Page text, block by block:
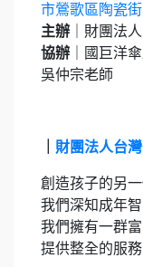
市鶯歌區陶瓷
主辦 ｜財團法
協辦 ｜國巨洋
吳仲宗老師
財團法人台
創造孩子的另一
我們深知成年
我們擁有一群
提供整全的服務